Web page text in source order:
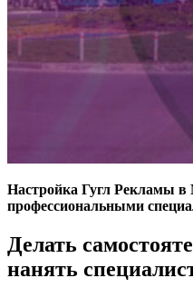
Настройка Гугл Рекламы
профессиональными
Делать
нанять